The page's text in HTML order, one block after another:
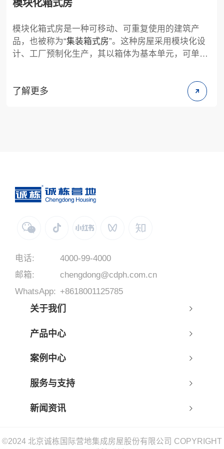
模块化箱式房
模块化箱式房是一种可移动、可重复使用的建筑产
品，也被称为“集装箱式房”。这种房屋采用模块化设
计、工厂预制化生产，其以箱体为基本单元，可单独
的使用空间，竖直方向较高可以叠3层。箱体单元结
构是采用特殊型钢焊接而成的标准构件，箱与箱之间
通过螺栓连接，其结构稳固，安装方便快捷，受到多
了解更多
电话:
4000-99-4000
邮箱:
chengdong@cdph.com.cn
WhatsApp: +8618001125785
关于我们
产品中心
案例中心
服务与支持
新闻资讯
©2024 北京诚栋国际营地集成房屋股份有限公司 COPYRIGHT